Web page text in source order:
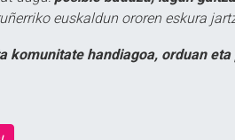
euskaldun ororen eskura
komunitate handiagoa, orduan